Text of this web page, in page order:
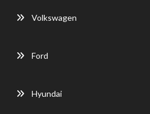
Volkswagen
Ford
Hyundai